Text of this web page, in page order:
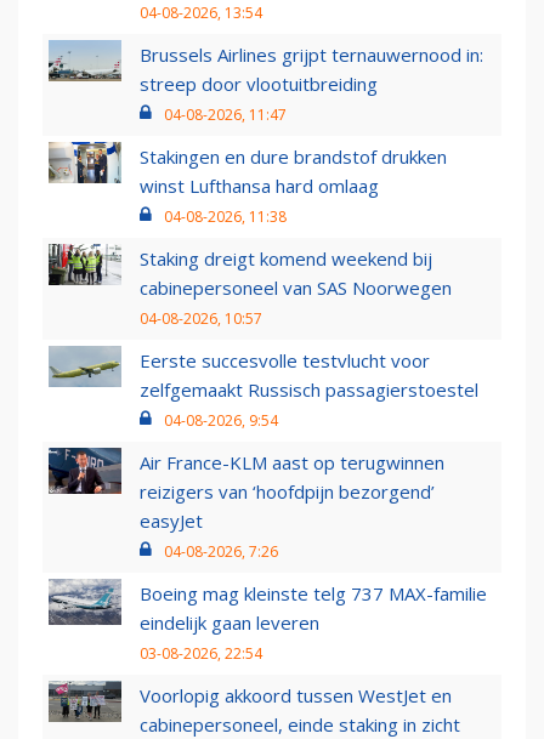
04-08-2026, 13:54
Brussels Airlines grijpt ternauwernood in:
streep door vlootuitbreiding
04-08-2026, 11:47
Stakingen en dure brandstof drukken
winst Lufthansa hard omlaag
04-08-2026, 11:38
Staking dreigt komend weekend bij
cabinepersoneel van SAS Noorwegen
04-08-2026, 10:57
Eerste succesvolle testvlucht voor
zelfgemaakt Russisch passagierstoestel
04-08-2026, 9:54
Air France-KLM aast op terugwinnen
reizigers van ‘hoofdpijn bezorgend’
easyJet
04-08-2026, 7:26
Boeing mag kleinste telg 737 MAX-familie
eindelijk gaan leveren
03-08-2026, 22:54
Voorlopig akkoord tussen WestJet en
cabinepersoneel, einde staking in zicht